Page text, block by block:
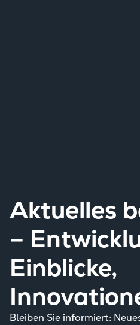
Aktuelles
–
Einblicke,
Bleiben Sie informiert: